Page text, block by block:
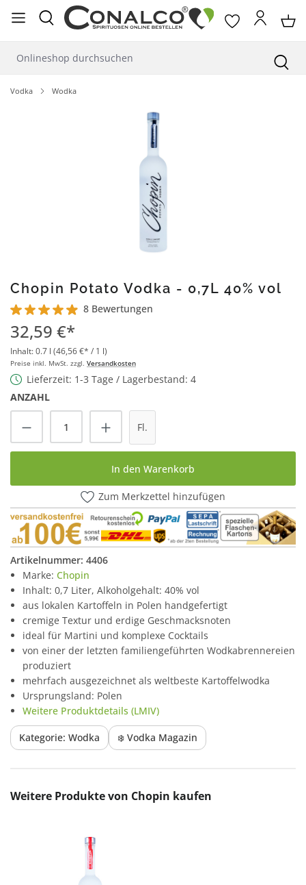
springen
Vodka Wodka
Chopin Potato Vodka - 0,7L 40% vol
Durchschnittliche Bewertung von 4.8 von 5 Sternen
8 Bewertungen
32,59 €*
Inhalt:0.7 l (46,56 €* / 1 l)
Preise inkl. MwSt. zzgl. Versandkosten
Lieferzeit: 1-3 Tage / Lagerbestand: 4
ANZAHL
Produkt Anzahl: Gib den gewünschten
Fl.
In den Warenkorb
Zum Merkzettel hinzufügen
Artikelnummer: 4406
Marke: Chopin
Inhalt: 0,7 Liter, Alkoholgehalt: 40% vol
aus lokalen Kartoffeln in Polen handgefertigt
cremige Textur und erdige Geschmacksnoten
ideal für Martini und komplexe Cocktails
von einer der letzten familiengeführten Wodkabrennereien
produziert
mehrfach ausgezeichnet als weltbeste Kartoffelwodka
Ursprungsland: Polen
Weitere Produktdetails (LMIV)
Kategorie: Wodka ❄️ Vodka Magazin
Produktgalerie überspringen
Weitere Produkte von Chopin kaufen